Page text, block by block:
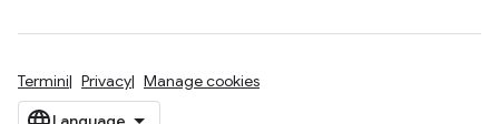
Termini Privacy Manage cookies